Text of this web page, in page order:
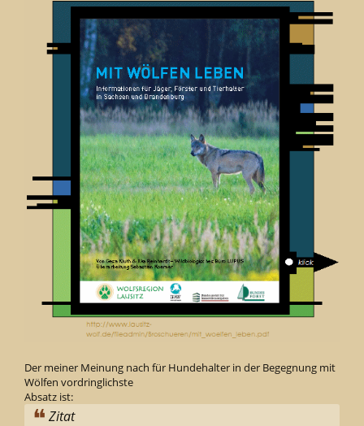
Der meiner Meinung nach für Hundehalter in der Begegnung mit
Wölfen vordringlichste
Absatz ist:
Zitat